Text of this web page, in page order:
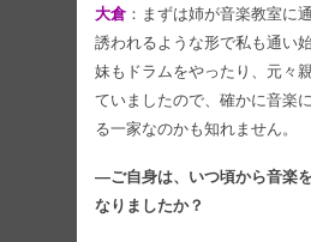
大倉 ：まずは姉が音楽教室に
誘われるような形で私も通い
妹もドラムをやったり、元々
ていましたので、確かに音楽
る一家なのかも知れません。
―ご自身は、いつ頃から音楽
なりましたか？